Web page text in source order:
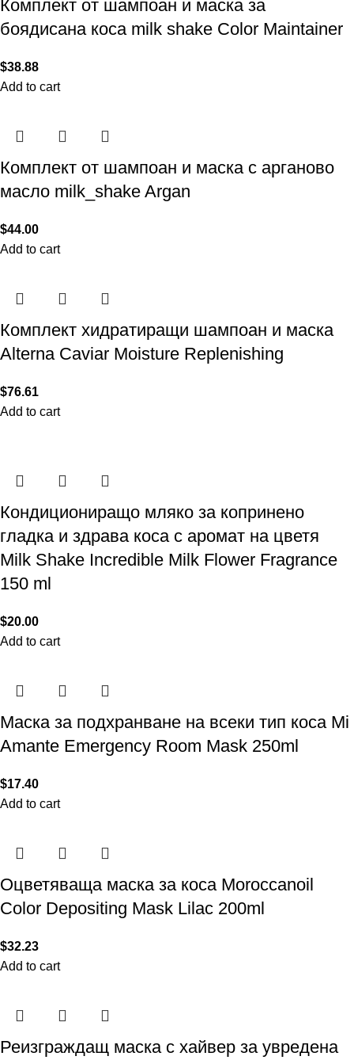
Комплект от шампоан и маска за
боядисана коса milk shake Color Maintainer
$38.88
Add to cart
Комплект от шампоан и маска с арганово
масло milk_shake Argan
$44.00
Add to cart
Комплект хидратиращи шампоан и маска
Alterna Caviar Moisture Replenishing
$76.61
Add to cart
Кондициониращо мляко за копринено
гладка и здрава коса с аромат на цветя
Milk Shake Incredible Milk Flower Fragrance
150 ml
$20.00
Add to cart
Маска за подхранване на всеки тип коса Mi
Amante Emergency Room Mask 250ml
$17.40
Add to cart
Оцветяваща маска за коса Moroccanoil
Color Depositing Mask Lilac 200ml
$32.23
Add to cart
Реизграждащ маска с хайвер за увредена